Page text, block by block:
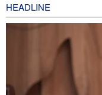
HEADLINE